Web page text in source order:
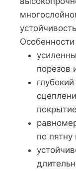
порезов
по пятну